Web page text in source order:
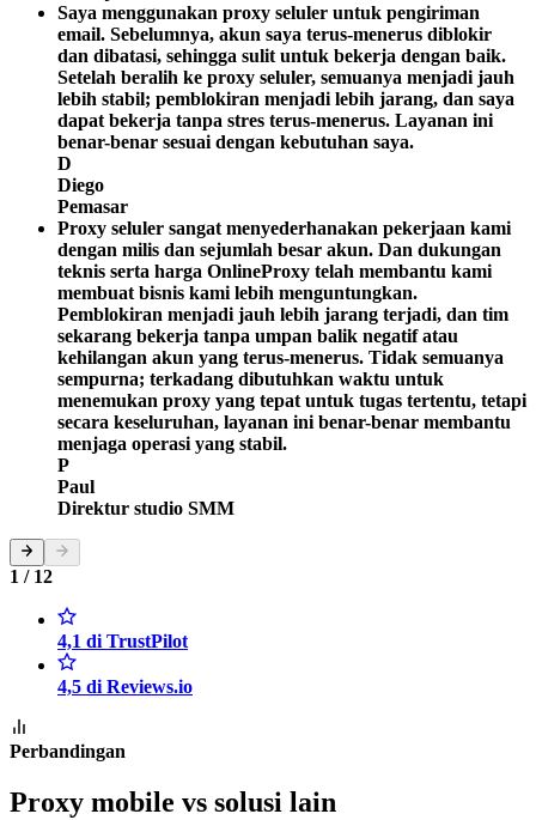
Saya menggunakan proxy seluler untuk pengiriman
email. Sebelumnya, akun saya terus-menerus diblokir
dan dibatasi, sehingga sulit untuk bekerja dengan baik.
Setelah beralih ke proxy seluler, semuanya menjadi jauh
lebih stabil; pemblokiran menjadi lebih jarang, dan saya
dapat bekerja tanpa stres terus-menerus. Layanan ini
benar-benar sesuai dengan kebutuhan saya.
D
Diego
Pemasar
Proxy seluler sangat menyederhanakan pekerjaan kami
dengan milis dan sejumlah besar akun. Dan dukungan
teknis serta harga OnlineProxy telah membantu kami
membuat bisnis kami lebih menguntungkan.
Pemblokiran menjadi jauh lebih jarang terjadi, dan tim
sekarang bekerja tanpa umpan balik negatif atau
kehilangan akun yang terus-menerus. Tidak semuanya
sempurna; terkadang dibutuhkan waktu untuk
menemukan proxy yang tepat untuk tugas tertentu, tetapi
secara keseluruhan, layanan ini benar-benar membantu
menjaga operasi yang stabil.
P
Paul
Direktur studio SMM
1 / 12
4,1 di TrustPilot
4,5 di Reviews.io
Perbandingan
Proxy mobile vs solusi lain